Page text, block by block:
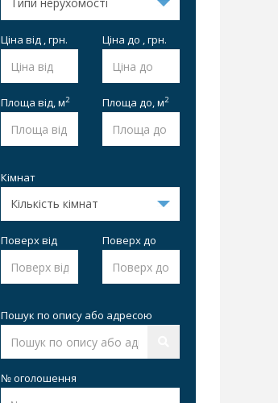
Ціна від , грн. Ціна до , грн.
Площа від,м2 Площа до,м2
Кімнат
Поверх від Поверх до
Пошук по опису або адресою
№ оголошення